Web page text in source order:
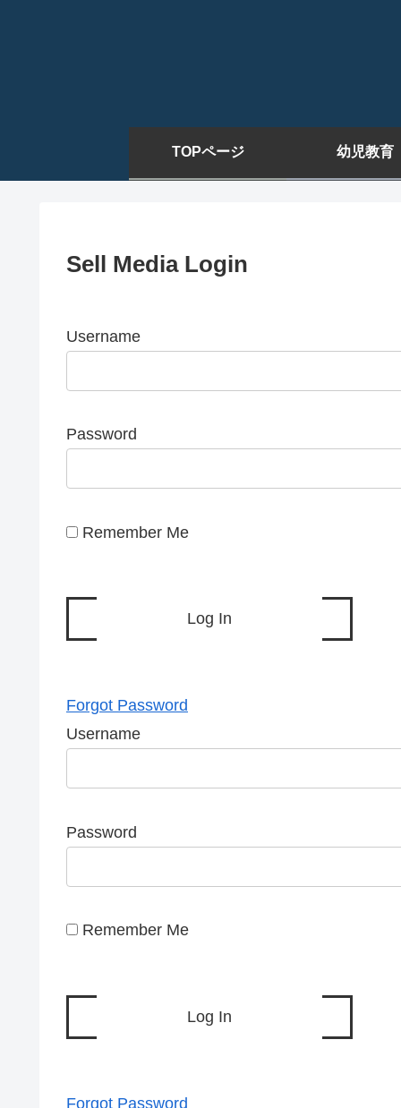
TOPページ 幼児教育
Sell Media Login
Username
Password
Remember Me
Forgot Password
Username
Password
Remember Me
Forgot Password